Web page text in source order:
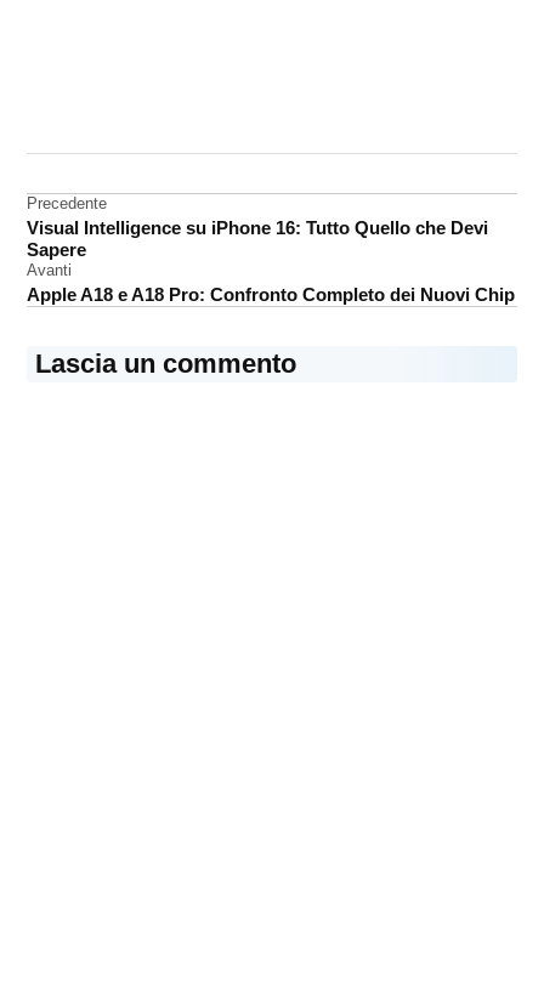
iPhone
16
Navigazione
articoli
Precedente
Visual Intelligence su iPhone 16: Tutto Quello che Devi
Sapere
Avanti
Apple A18 e A18 Pro: Confronto Completo dei Nuovi Chip
Lascia un commento